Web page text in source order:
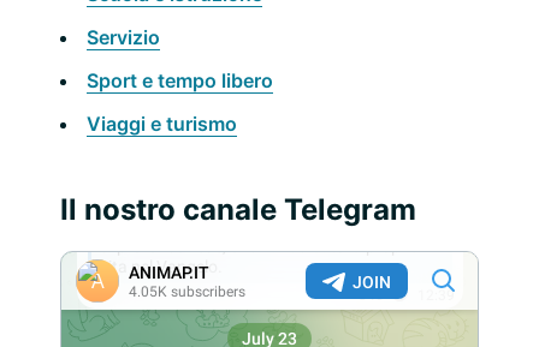
Servizio
Sport e tempo libero
Viaggi e turismo
Il nostro canale Telegram